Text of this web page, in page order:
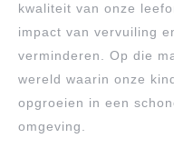
kwaliteit van onze
impact van vervuiling
verminderen. Op die
wereld waarin onze
opgroeien in een
omgeving.